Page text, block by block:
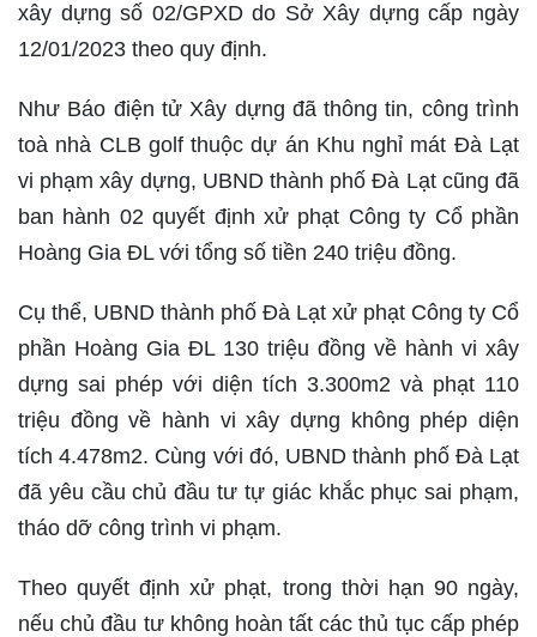
xây dựng số 02/GPXD do Sở Xây dựng cấp ngày
12/01/2023 theo quy định.
Như Báo điện tử Xây dựng đã thông tin, công trình
toà nhà CLB golf thuộc dự án Khu nghỉ mát Đà Lạt
vi phạm xây dựng, UBND thành phố Đà Lạt cũng đã
ban hành 02 quyết định xử phạt Công ty Cổ phần
Hoàng Gia ĐL với tổng số tiền 240 triệu đồng.
Cụ thể, UBND thành phố Đà Lạt xử phạt Công ty Cổ
phần Hoàng Gia ĐL 130 triệu đồng về hành vi xây
dựng sai phép với diện tích 3.300m2 và phạt 110
triệu đồng về hành vi xây dựng không phép diện
tích 4.478m2. Cùng với đó, UBND thành phố Đà Lạt
đã yêu cầu chủ đầu tư tự giác khắc phục sai phạm,
tháo dỡ công trình vi phạm.
Theo quyết định xử phạt, trong thời hạn 90 ngày,
nếu chủ đầu tư không hoàn tất các thủ tục cấp phép